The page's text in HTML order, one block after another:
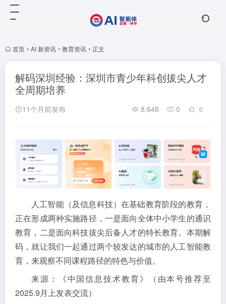
首页 • AI 新资讯 • 教育资讯 • 正文
解码深圳经验：深圳市青少年科创拔尖人才
全周期培养
11个月前发布 8,648 0 0
人工智能（及信息科技）在基础教育阶段的教育，
正在形成两种实施路径，一是面向全体中小学生的通识
教育，二是面向科技拔尖后备人才的特长教育。本期解
码，就让我们一起通过两个较发达的城市的人工智能教
育，来观察不同课程路径的特色与价值。
来源：《中国信息技术教育》（由本号推荐至
2025.9月上发表交流）